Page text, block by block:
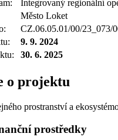
Integrovaný regionální
Město Loket
CZ.06.05.01/00/23_073/
9. 9. 2024
30. 6. 2025
o projektu
prostranství a
prostředky